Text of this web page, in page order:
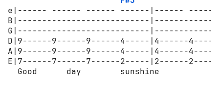
e|------ ------ ------ ------|------
B|---------------------------
G|---------------------------
D|9------9------9------4-----|4------
A|9------9------9------4-----|4------
E|7------7------7------2-----|2------
  Good      day        sunshine